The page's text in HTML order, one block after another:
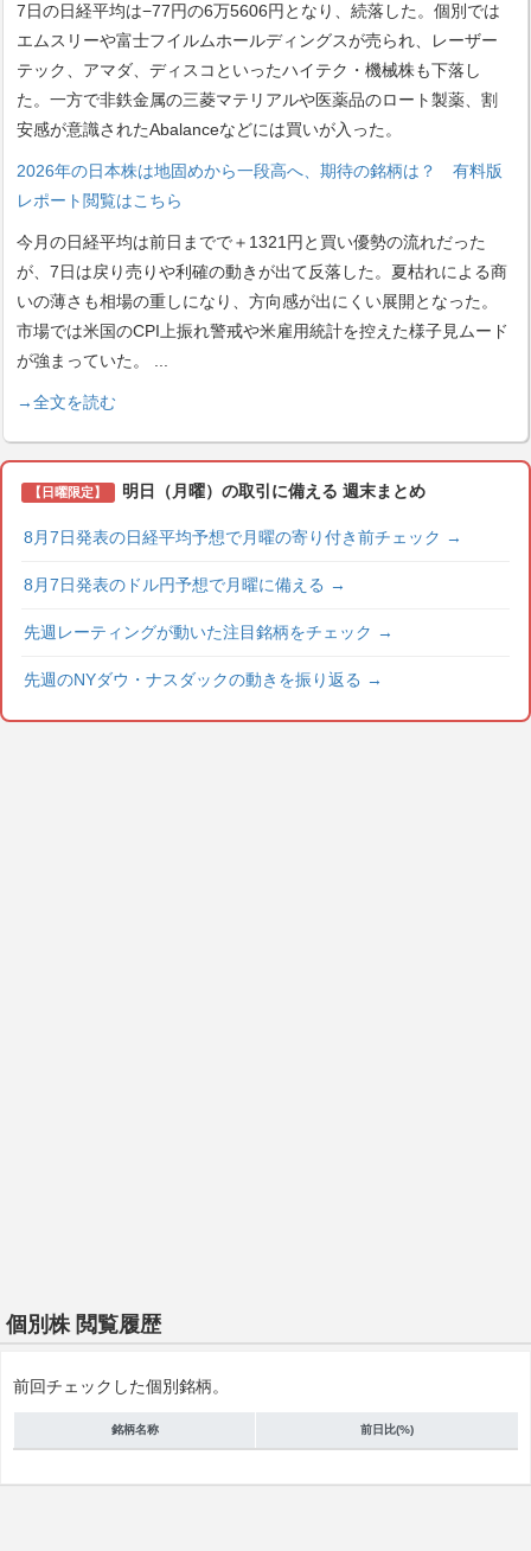
7日の日経平均は−77円の6万5606円となり、続落した。個別では
エムスリーや富士フイルムホールディングスが売られ、レーザー
テック、アマダ、ディスコといったハイテク・機械株も下落し
た。一方で非鉄金属の三菱マテリアルや医薬品のロート製薬、割
安感が意識されたAbalanceなどには買いが入った。
2026年の日本株は地固めから一段高へ、期待の銘柄は？ 有料版
レポート閲覧はこちら
今月の日経平均は前日までで＋1321円と買い優勢の流れだった
が、7日は戻り売りや利確の動きが出て反落した。夏枯れによる商
いの薄さも相場の重しになり、方向感が出にくい展開となった。
市場では米国のCPI上振れ警戒や米雇用統計を控えた様子見ムード
が強まっていた。
→全文を読む
【日曜限定】 明日（月曜）の取引に備える 週末まとめ
8月7日発表の日経平均予想で月曜の寄り付き前チェック →
8月7日発表のドル円予想で月曜に備える →
先週レーティングが動いた注目銘柄をチェック →
先週のNYダウ・ナスダックの動きを振り返る →
個別株 閲覧履歴
前回チェックした個別銘柄。
銘柄名称 前日比(%)